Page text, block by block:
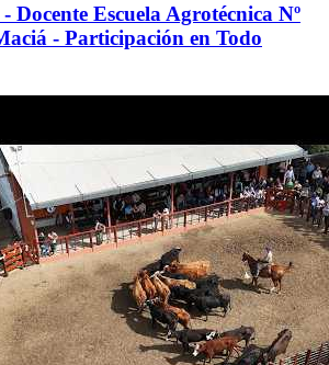
Escuela Agrotécnica Nº
- Participación en Todo